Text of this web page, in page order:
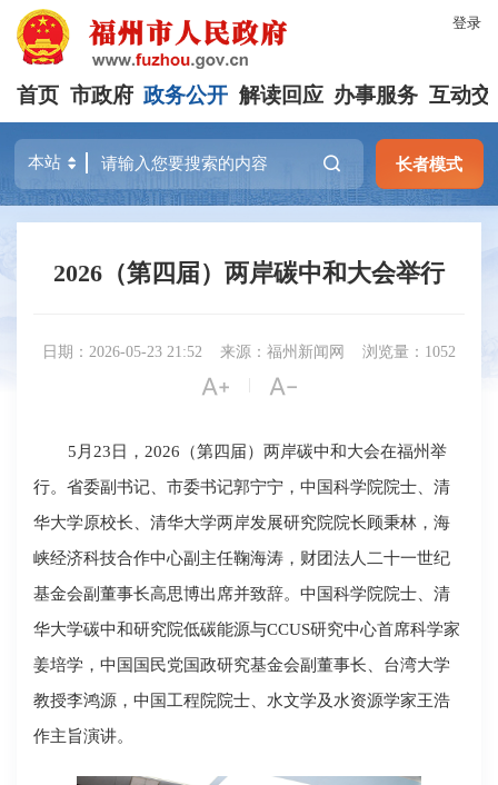
登录
首页 市政府 政务公开 解读回应 办事服务 互动交
长者模式
2026（第四届）两岸碳中和大会举行
日期：2026-05-23 21:52 来源：福州新闻网 浏览量：1052
 | 
5月23日，2026（第四届）两岸碳中和大会在福州举
行。省委副书记、市委书记郭宁宁，中国科学院院士、清
华大学原校长、清华大学两岸发展研究院院长顾秉林，海
峡经济科技合作中心副主任鞠海涛，财团法人二十一世纪
基金会副董事长高思博出席并致辞。中国科学院院士、清
华大学碳中和研究院低碳能源与CCUS研究中心首席科学家
姜培学，中国国民党国政研究基金会副董事长、台湾大学
教授李鸿源，中国工程院院士、水文学及水资源学家王浩
作主旨演讲。